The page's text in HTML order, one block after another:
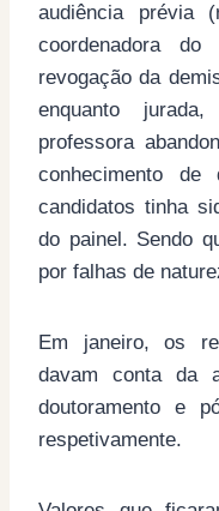
audiência prévia
coordenadora
revogação da
enquanto
professora
conhecimento
candidatos tinha
do painel. Sendo
por falhas de
Em janeiro, os
davam conta da
doutoramento e
respetivamente.